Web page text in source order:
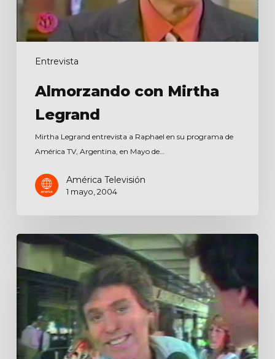
Entrevista
Almorzando con Mirtha
Legrand
Mirtha Legrand entrevista a Raphael en su programa de
América TV, Argentina, en Mayo de…
América Televisión
1 mayo, 2004
Entrevista
para
Canal
9